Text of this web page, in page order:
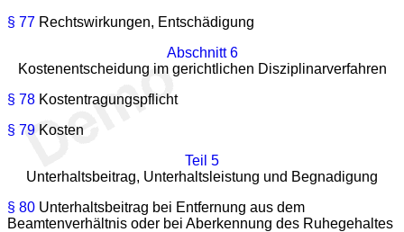
§ 77 Rechtswirkungen, Entschädigung
Abschnitt 6
Kostenentscheidung im gerichtlichen Disziplinarverfahren
§ 78 Kostentragungspflicht
§ 79 Kosten
Teil 5
Unterhaltsbeitrag, Unterhaltsleistung und Begnadigung
§ 80 Unterhaltsbeitrag bei Entfernung aus dem
Beamtenverhältnis oder bei Aberkennung des Ruhegehaltes